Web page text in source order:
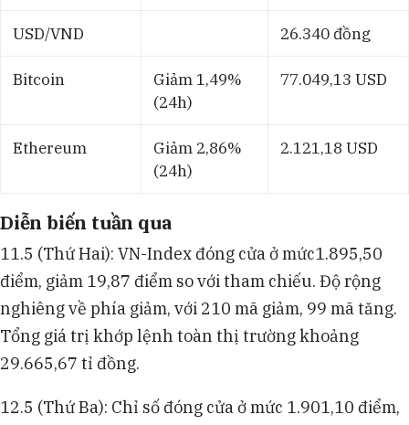
USD/VND 26.340 đồng
Bitcoin
Giảm 1,49%
(24h)
77.049,13 USD
Ethereum
Giảm 2,86%
(24h)
2.121,18 USD
Diễn biến tuần qua
11.5 (Thứ Hai): VN-Index đóng cửa ở mức1.895,50
điểm, giảm 19,87 điểm so với tham chiếu. Độ rộng
nghiêng về phía giảm, với 210 mã giảm, 99 mã tăng.
Tổng giá trị khớp lệnh toàn thị trường khoảng
29.665,67 tỉ đồng.
12.5 (Thứ Ba): Chỉ số đóng cửa ở mức 1.901,10 điểm,